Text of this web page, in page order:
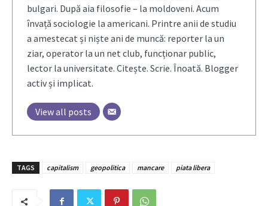
bulgari. După aia filosofie – la moldoveni. Acum
învață sociologie la americani. Printre anii de studiu
a amestecat și niște ani de muncă: reporter la un
ziar, operator la un net club, funcționar public,
lector la universitate. Citește. Scrie. Înoată. Blogger
activ și implicat.
View all posts
TAGS capitalism geopolitica mancare piata libera